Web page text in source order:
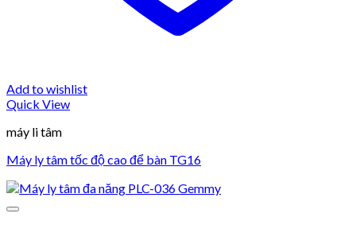
Add to wishlist
Quick View
máy li tâm
Máy ly tâm tốc độ cao để bàn TG16